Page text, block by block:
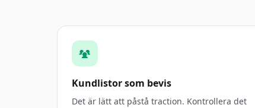
Kundlistor som bevis
Det är lätt att påstå traction. Kontrollera det